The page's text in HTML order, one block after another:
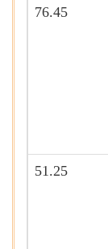
76.45
51.25